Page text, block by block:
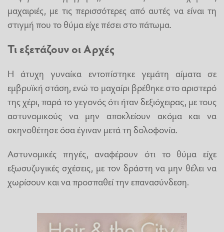
μαχαιριές, με τις περισσότερες από αυτές να είναι τη
στιγμή που το θύμα είχε πέσει στο πάτωμα.
Τι εξετάζουν οι Αρχές
Η άτυχη γυναίκα εντοπίστηκε γεμάτη αίματα σε
εμβρυϊκή στάση, ενώ το μαχαίρι βρέθηκε στο αριστερό
της χέρι, παρά το γεγονός ότι ήταν δεξιόχειρας, με τους
αστυνομικούς να μην αποκλείουν ακόμα και να
σκηνοθέτησε όσα έγιναν μετά τη δολοφονία.
Αστυνομικές πηγές, αναφέρουν ότι το θύμα είχε
εξωσυζυγικές σχέσεις, με τον δράστη να μην θέλει να
χωρίσουν και να προσπαθεί την επανασύνδεση.